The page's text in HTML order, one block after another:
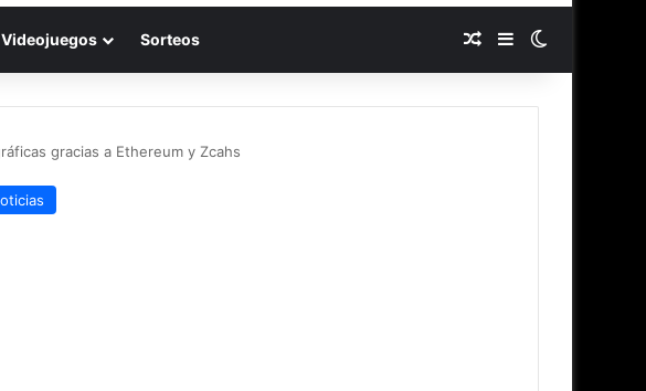
Videojuegos Sorteos Publicación al azar
Barra lateral
gracias a Ethereum y Zcahs